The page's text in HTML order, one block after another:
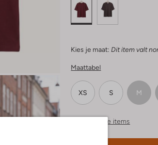
Kies je maat: Dit item valt
Maattabel
XS S M
Vergelijkbare items